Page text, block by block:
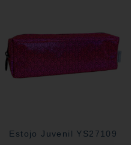
Estojo Juvenil YS27109